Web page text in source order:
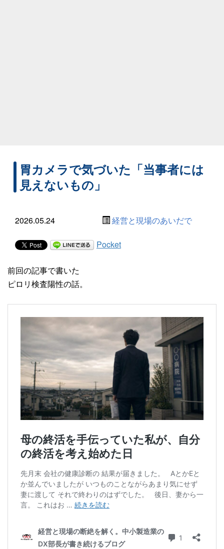
胃カメラで気づいた「当事者には
見えないもの」
2026.05.24 経営と現場のあいだで
Pocket
前回の記事で書いた
ピロリ検査陽性の話。